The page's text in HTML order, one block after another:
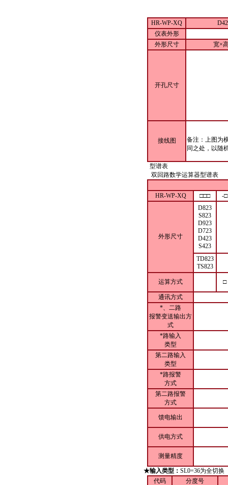
HR-WP-XQ
仪表外形
外形尺寸
宽×
开孔尺寸
接线图
备注：上图为
同之处，以随
型谱表
双回路数学运算器型谱表
HR-WP-XQ □□□ -□
外形尺寸
D823
S823
D923
D723
D423
S423
TD823
TS823
运算方式 □
通讯方式
*、二路
报警变送输出方
式
*路输入
类型
第二路输入
类型
*路报警
方式
第二路报警
方式
馈电输出
供电方式
测量精度
★输入类型 ： SL0=36为全切换
代码
分度号